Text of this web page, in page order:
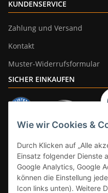
Wie wir Cookies &
Durch Klicken auf „Alle
Einsatz folgender Dienste
Google Analytics, Google
können die Einstellung
Icon links unten). Weitere
KUNDENSERVICE
Zahlung und Versand
Kontakt
Muster-Widerrufsformular
SICHER EINKAUFEN